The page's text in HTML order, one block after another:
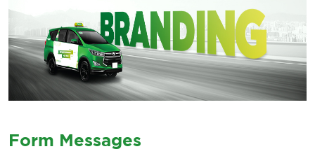
Form Messages